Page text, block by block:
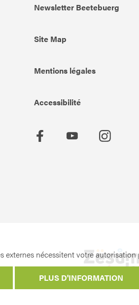
Newsletter Beetebuerg
Site Map
Mentions légales
Accessibilité
externes nécessitent votre
PLUS D'INFORMATION